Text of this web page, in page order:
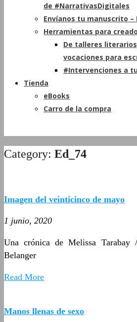
de #NarrativasDigitales
Envíanos tu manuscrito
Herramientas para
De talleres
vocaciones para
#Intervenciones a
Tienda
eBooks
Carro de la compra
Category: Ed_74
Imagen del veinticinco de mayo
1 junio, 2020
Una crónica de Melissa Tarabay
Belanger
Read More
Manos llenas de sexo